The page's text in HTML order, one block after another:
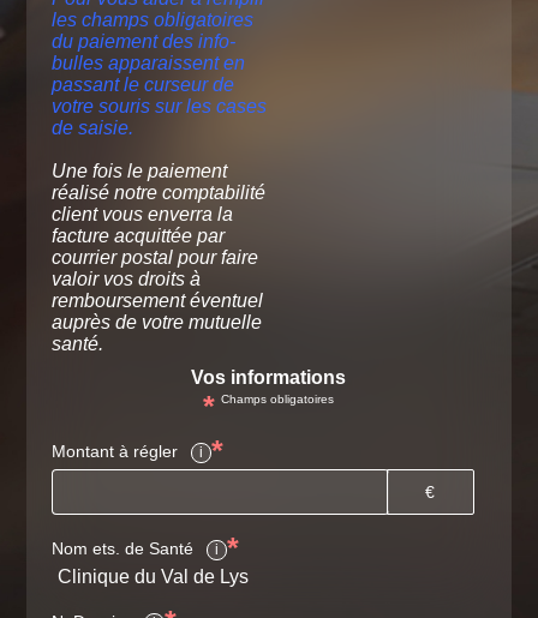
les champs obligatoires
du paiement des info-
bulles apparaissent en
passant le curseur de
votre souris sur les cases
de saisie.
Une fois le paiement
réalisé notre comptabilité
client vous enverra la
facture acquittée par
courrier postal pour faire
valoir vos droits à
remboursement éventuel
auprès de votre mutuelle
santé.
Vos informations
* Champs obligatoires
Montant à régler i *
€
Nom ets. de Santé i *
Clinique du Val de Lys